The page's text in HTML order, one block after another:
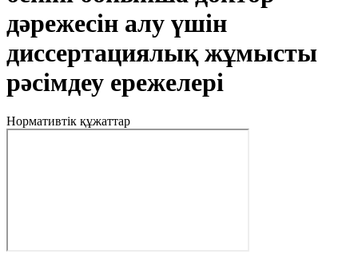
дәрежесін алу үшін
диссертациялық жұмысты
рәсімдеу ережелері
Нормативтік құжаттар